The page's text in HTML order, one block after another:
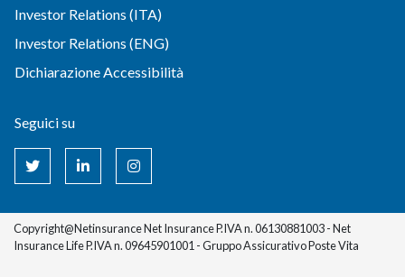
Investor Relations (ITA)
Investor Relations (ENG)
Dichiarazione Accessibilità
Seguici su
Copyright@Netinsurance Net Insurance P.IVA n. 06130881003 - Net
Insurance Life P.IVA n. 09645901001 - Gruppo Assicurativo Poste Vita